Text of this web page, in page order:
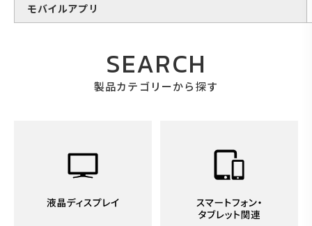
モバイルアプリ
SEARCH
製品カテゴリーから探す